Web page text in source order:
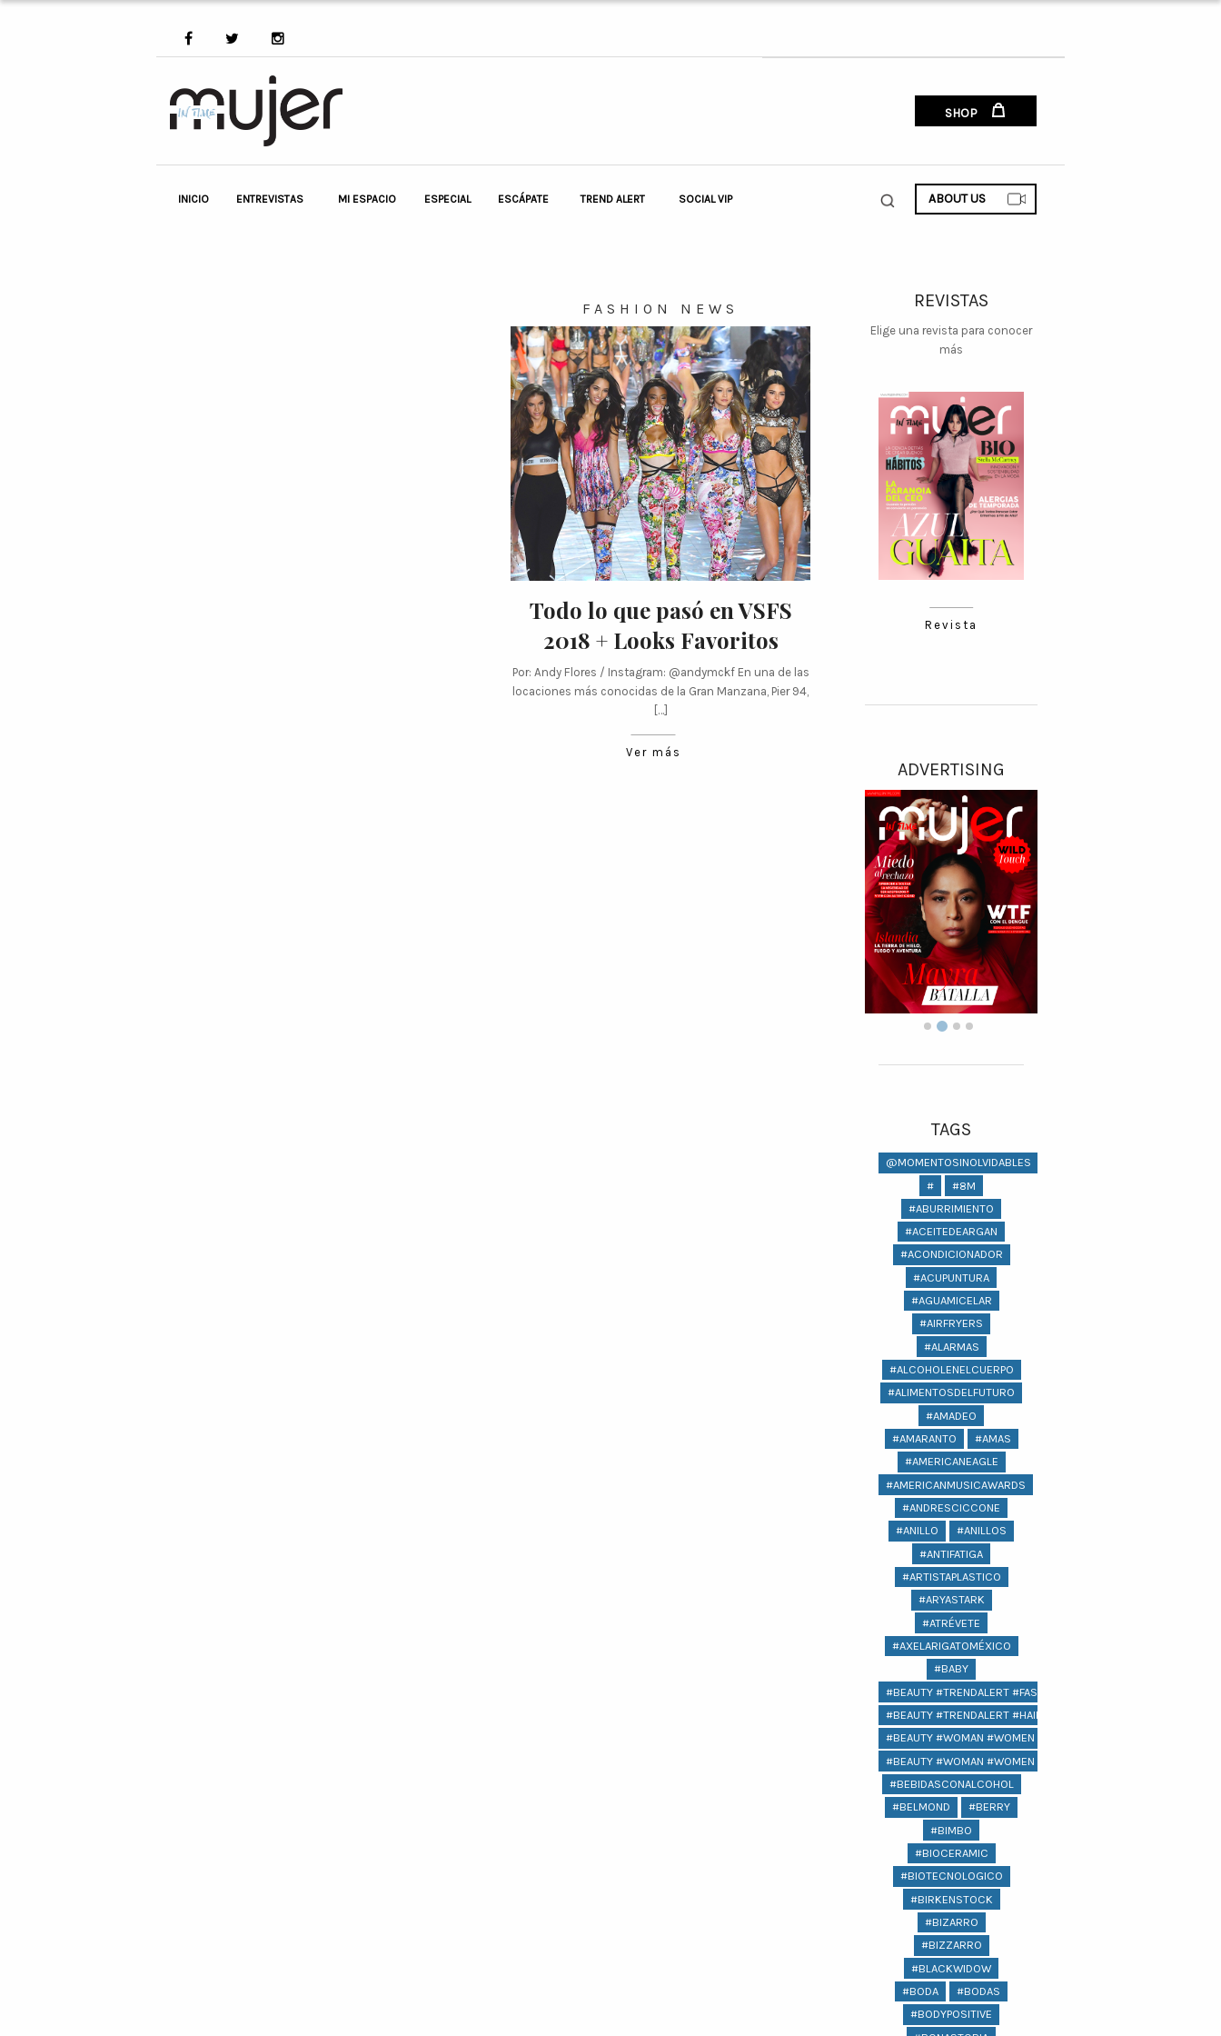
SHOP
INICIO ENTREVISTAS MI ESPACIO ESPECIAL ESCÁPATE TREND ALERT SOCIAL VIP ABOUT US
FASHION NEWS
Todo lo que pasó en VSFS
2018 + Looks Favoritos
Por: Andy Flores / Instagram: @andymckf En una de las
locaciones más conocidas de la Gran Manzana, Pier 94,
[…]
Ver más
REVISTAS
Elige una revista para conocer
más
Revista
ADVERTISING
TAGS
@MOMENTOSINOLVIDABLES
#
#8M
#ABURRIMIENTO
#ACEITEDEARGAN
#ACONDICIONADOR
#ACUPUNTURA
#AGUAMICELAR
#AIRFRYERS
#ALARMAS
#ALCOHOLENELCUERPO
#ALIMENTOSDELFUTURO
#AMADEO
#AMARANTO
#AMAS
#AMERICANEAGLE
#AMERICANMUSICAWARDS
#ANDRESCICCONE
#ANILLO
#ANILLOS
#ANTIFATIGA
#ARTISTAPLASTICO
#ARYASTARK
#ATRÉVETE
#AXELARIGATOMÉXICO
#BABY
#BEAUTY #TRENDALERT #FASHION
#BEAUTY #TRENDALERT #HAIR #FASHION
#BEAUTY #WOMAN #WOMEN @LIFESTYLE #
#BEAUTY #WOMAN #WOMEN #LIFESTYLE #COMPRAS
#BEBIDASCONALCOHOL
#BELMOND
#BERRY
#BIMBO
#BIOCERAMIC
#BIOTECNOLOGICO
#BIRKENSTOCK
#BIZARRO
#BIZZARRO
#BLACKWIDOW
#BODA
#BODAS
#BODYPOSITIVE